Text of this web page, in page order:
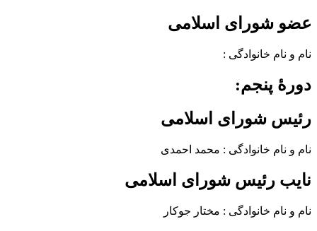
عضو شورای اسلامی
نام و نام خانوادگی :
دورهٔ پنجم:
رئیس شورای اسلامی
نام و نام خانوادگی : محمد احمدی
نایب رئیس شورای اسلامی
نام و نام خانوادگی : مختار جوکار